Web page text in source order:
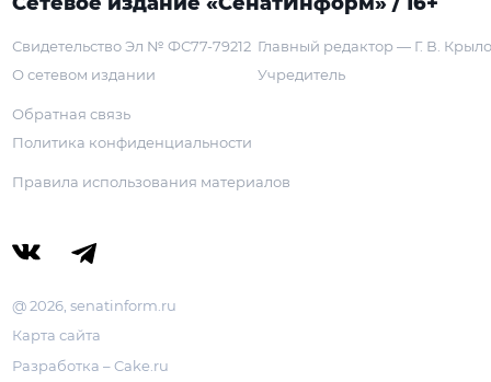
Свидетельство Эл № ФС77-79212
О сетевом издании
Главный редактор — Г. В.
Учредитель
Обратная связь
Политика конфиденциальности
Правила использования материалов
@ 2026, senatinform.ru
Карта сайта
Разработка – Cake.ru